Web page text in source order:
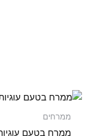
ממרחים
ממרח בטעם